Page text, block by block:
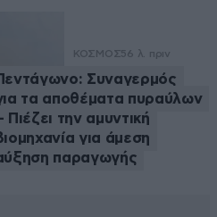
ΚΟΣΜΟΣ56 λ. πριν
Συναγερμός
τα αποθέματα πυραύλων
Πιέζει την αμυντική
για άμεση
παραγωγής